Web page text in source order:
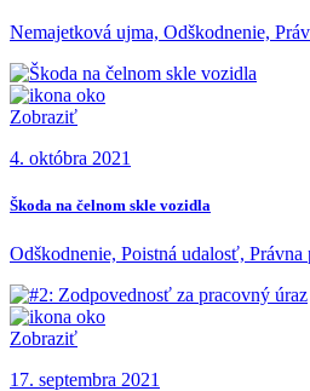
Nemajetková ujma, Odškodnenie,
Zobraziť
4. októbra 2021
Škoda na čelnom skle vozidla
Odškodnenie, Poistná udalosť, Právna
Zobraziť
17. septembra 2021